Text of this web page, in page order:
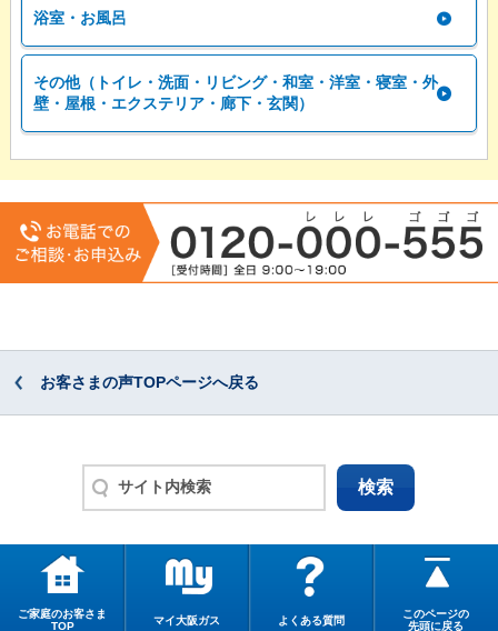
浴室・お風呂
その他（トイレ・洗面・リビング・和室・洋室・寝室・外
壁・屋根・エクステリア・廊下・玄関）
お客さまの声TOPページへ戻る
ご家庭のお客さま
TOP
マイ大阪ガス よくある質問
このページの
先頭に戻る